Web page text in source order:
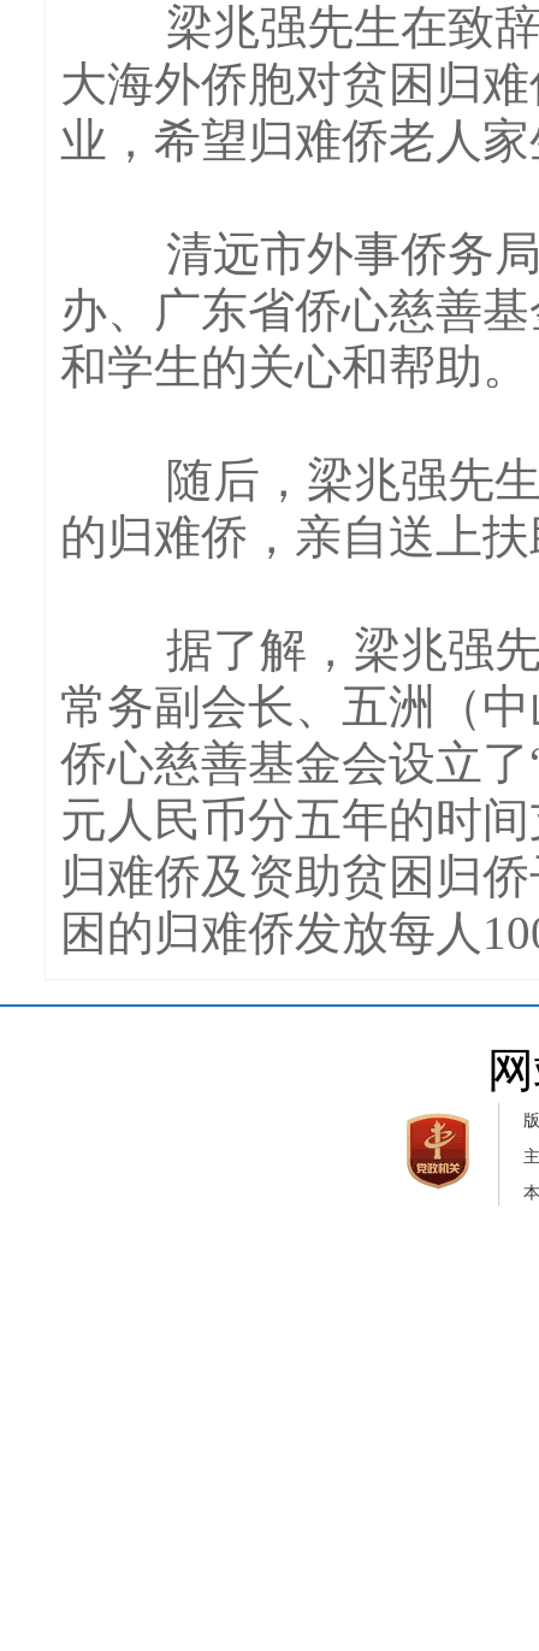
梁兆强先生在致辞
大海外侨胞对贫困归
业，希望归难侨老人
清远市外事侨务局
办、广东省侨心慈善
和学生的关心和帮助。
随后，梁兆强先生
的归难侨，亲自送上
据了解，梁兆强先
常务副会长、五洲（
侨心慈善基金会设立
元人民币分五年的时
归难侨及资助贫困归
困的归难侨发放每人